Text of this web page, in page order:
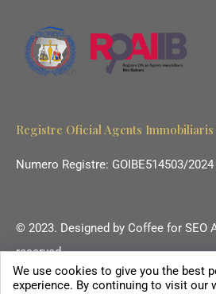
Registre Oficial Agents
Numero Registre: GOIBE514503/2024
© 2023. Designed by Coffee for SEO
reserved.
Ihr Immobilienmakler
We use cookies to give you the best
experience. By continuing to visit our